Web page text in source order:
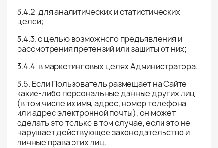
3.4.2. для аналитических и статистических
целей;
3.4.3. с целью возможного предъявления и
рассмотрения претензий или защиты от них;
3.4.4. в маркетинговых целях Администратора.
3.5. Если Пользователь размещает на Сайте
какие-либо персональные данные других лиц
(в том числе их имя, адрес, номер телефона
или адрес электронной почты), он может
сделать это только в том случае, если это не
нарушает действующее законодательство и
личные права этих лиц.